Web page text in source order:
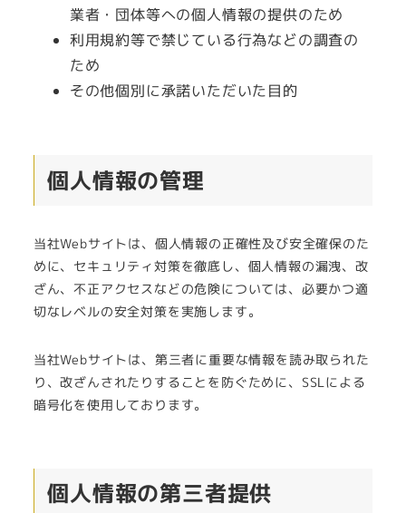
業者・団体等への個人情報の提供のため
利用規約等で禁じている行為などの調査の
ため
その他個別に承諾いただいた目的
個人情報の管理
当社Webサイトは、個人情報の正確性及び安全確保のた
めに、セキュリティ対策を徹底し、個人情報の漏洩、改
ざん、不正アクセスなどの危険については、必要かつ適
切なレベルの安全対策を実施します。
当社Webサイトは、第三者に重要な情報を読み取られた
り、改ざんされたりすることを防ぐために、SSLによる
暗号化を使用しております。
個人情報の第三者提供